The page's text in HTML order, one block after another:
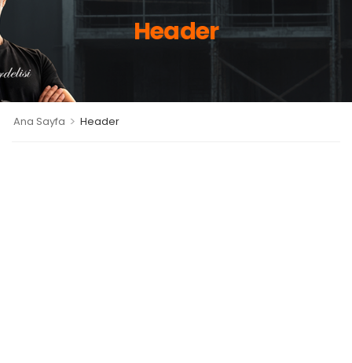
Header
Ana Sayfa > Header